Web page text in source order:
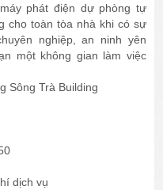
phát điện dự phòng tự
cho toàn tòa nhà khi có sự
nghiệp, an ninh yên
một không gian làm việc
Sông Trà Building
dịch vụ